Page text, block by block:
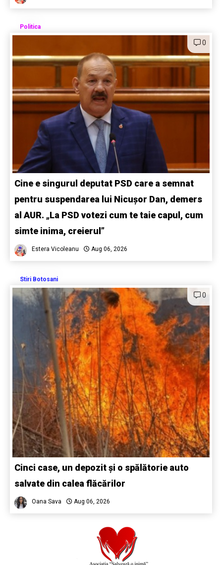
Politica
0
Cine e singurul deputat PSD care a semnat
pentru suspendarea lui Nicușor Dan, demers
al AUR. „La PSD votezi cum te taie capul, cum
simte inima, creierul”
Estera Vicoleanu Aug 06, 2026
Stiri Botosani
0
Cinci case, un depozit și o spălătorie auto
salvate din calea flăcărilor
Oana Sava Aug 06, 2026